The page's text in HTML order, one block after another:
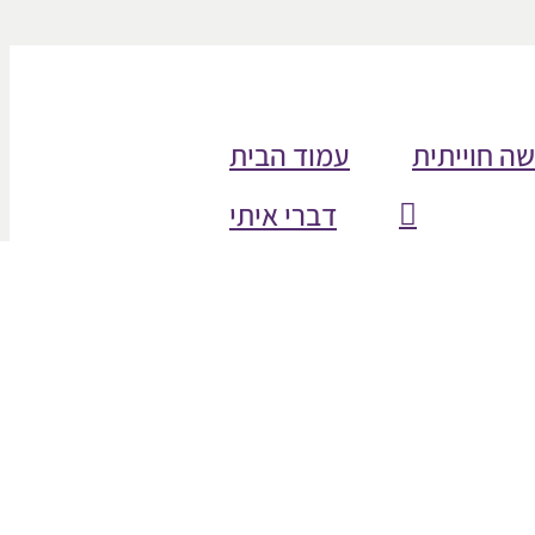
עמוד הבית
חוייתית
דברי איתי